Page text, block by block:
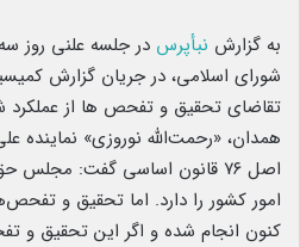
به گزارش نبأپرس
شورای اسلامی، در جریان گزارش
تقاضای تحقیق و تفحص ها از
همدان، «رحمت‌الله نوروزی» نماینده
اصل ۷۶ قانون اساسی گفت:
کنون انجام شده و اگر این تحقیق و